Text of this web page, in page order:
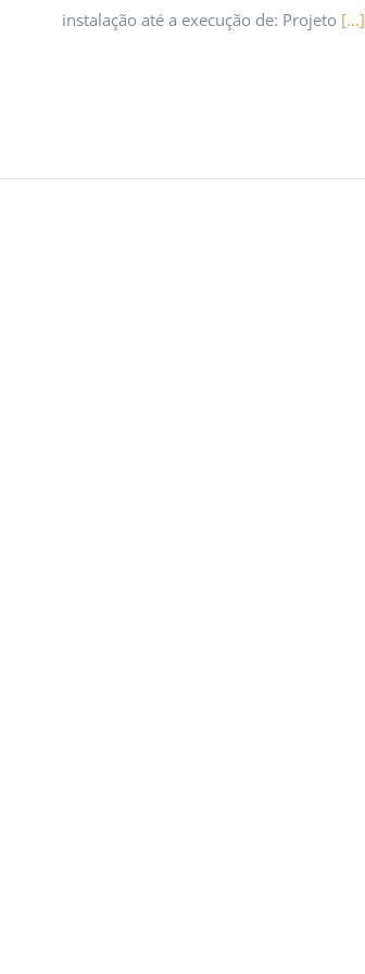
instalação até a execução de: Projeto [...]